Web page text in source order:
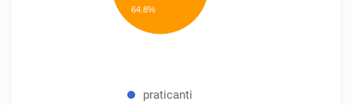
64.8%
praticanti